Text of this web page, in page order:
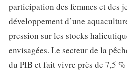
participation des femmes et des
développement d’une
pression sur les stocks
envisagées. Le secteur de la
du PIB et fait vivre près de 7,5